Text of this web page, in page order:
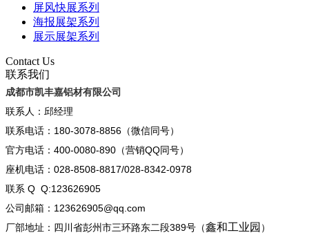
屏风快展系列
海报展架系列
展示展架系列
Contact Us
联系我们
成都市凯丰嘉铝材有限公司
联系人：邱经理
联系电话：180-3078-8856（微信同号）
官方电话：400-0080-890（营销QQ同号）
座机电话：028-8508-8817/028-8342-0978
联系 Q Q:123626905
公司邮箱：123626905@qq.com
厂部地址：四川省彭州市三环路东二段389号（鑫和工业园 ）